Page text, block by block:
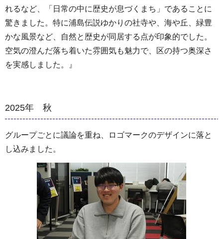
れるなど、「日常の中に歴史が息づくまち」であることに
驚きました。特に浦島伝説ゆかりの社寺や、海や丘、緑豊
かな風景など、自然と歴史が同居する点が印象的でした。
空気の澄んだ落ち着いた雰囲気も魅力で、区の持つ奥深さ
を実感しました。』
2025年 秋
グループごとに議論を重ね、ロゴマークのデザインに落と
し込みました。